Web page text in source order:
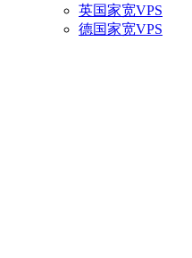
英国家宽VPS
德国家宽VPS